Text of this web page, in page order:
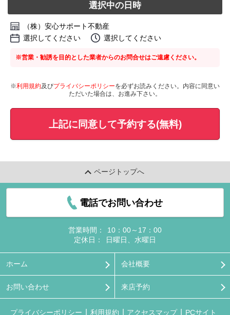
選択中の日時
（株）安心サポート不動産
選択してください
選択してください
※営業・勧誘を目的とした業者からのお問合せはご遠慮ください。
※利用規約及びプライバシーポリシーを必ずお読みください。内容に同意い
ただいた場合は、お進み下さい。
上記に同意して予約する(無料)
ページトップへ
電話でお問い合わせ
営業時間：
10：00～17：00
定休日：
日曜日、水曜日
ホーム 会社概要
お問い合わせ 来店予約
プライバシーポリシー 利用規約 アクセスマップ PCサイト